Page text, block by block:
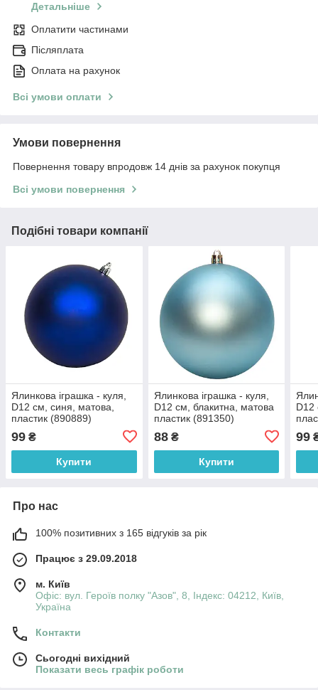
Детальніше
Оплатити частинами
Післяплата
Оплата на рахунок
Всі умови оплати
Умови повернення
Повернення товару впродовж 14 днів за рахунок покупця
Всі умови повернення
Подібні товари компанії
Ялинкова іграшка - куля,
D12 см, синя, матова,
пластик (890889)
99 ₴
Купити
Ялинкова іграшка - куля,
D12 см, блакитна, матова
пластик (891350)
88₴
Купити
D12
99
Про нас
100% позитивних з 165 відгуків за рік
Працює з 29.09.2018
м. Київ
Офіс: вул. Героїв полку "Азов", 8, Індекс: 04212, Київ,
Україна
Контакти
Сьогодні вихідний
Показати весь графік роботи